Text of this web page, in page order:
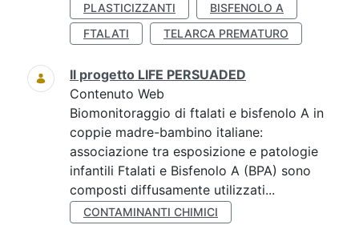
PLASTICIZZANTI
BISFENOLO A
FTALATI
TELARCA PREMATURO
Il progetto LIFE PERSUADED
Contenuto Web
Biomonitoraggio di ftalati e bisfenolo A in
coppie madre-bambino italiane:
associazione tra esposizione e patologie
infantili Ftalati e Bisfenolo A (BPA) sono
composti diffusamente utilizzati...
CONTAMINANTI CHIMICI